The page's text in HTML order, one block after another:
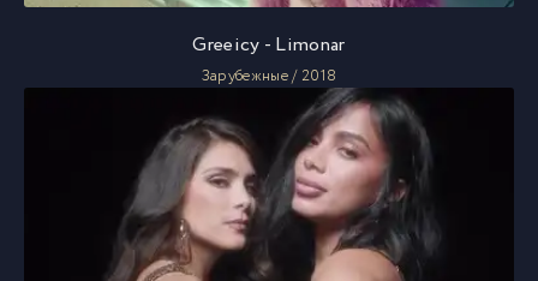
Greeicy - Limonar
Зарубежные / 2018